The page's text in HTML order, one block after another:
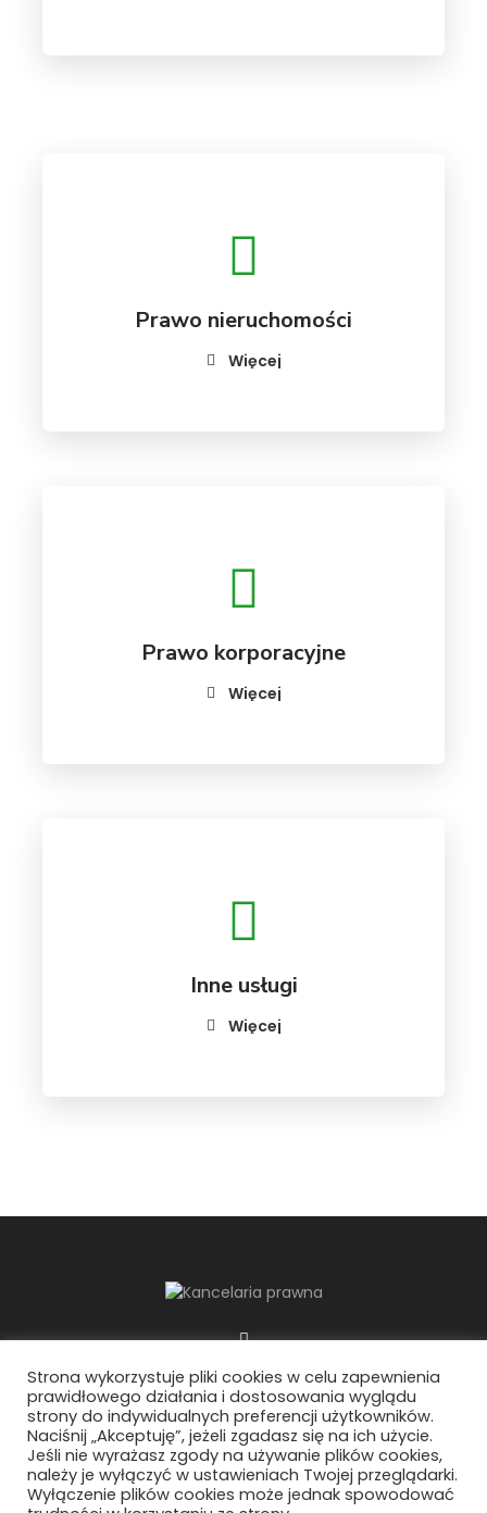
Prawo nieruchomości
Więcej
Prawo korporacyjne
Więcej
Inne usługi
Więcej
Polityka prywatności
Klauzula informacyjna social media
Strona wykorzystuje pliki cookies w celu zapewnienia
prawidłowego działania i dostosowania wyglądu
strony do indywidualnych preferencji użytkowników.
Naciśnij „Akceptuję”, jeżeli zgadasz się na ich użycie.
Jeśli nie wyrażasz zgody na używanie plików cookies,
należy je wyłączyć w ustawieniach Twojej przeglądarki.
Wyłączenie plików cookies może jednak spowodować